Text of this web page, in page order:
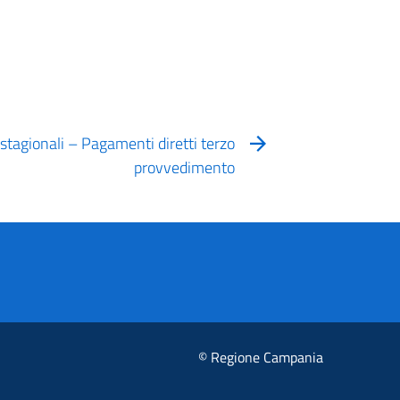
– Pagamenti diretti terzo
provvedimento
© Regione Campania